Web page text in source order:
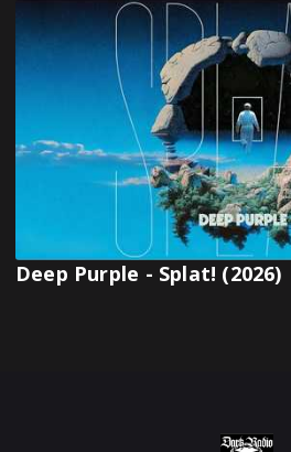
Deep Purple - Splat!